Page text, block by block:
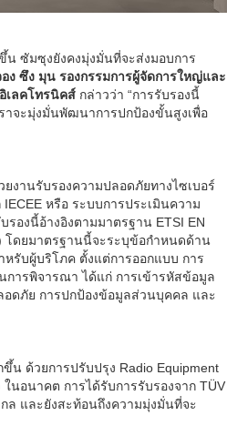
ซัมซุงยังคงมุ่งมั่นที่จะส่งมอบการ
ง ซึง มุน รองกรรมการผู้จัดการใหญ่และ
เลคโทรนิคส์ กล่าวว่า “การรับรองนี้
าจะมุ่งมั่นพัฒนาการปกป้องขั้นสูงเพื่อ
งานรับรองความปลอดภัยทางไซเบอร์
หรือ ระบบการประเมินความ
องนี้อ้างอิงตามมาตรฐาน ETSI EN
โดยมาตรฐานนี้จะระบุข้อกำหนดด้าน
รับผู้บริโภค ตั้งแต่การออกแบบ การ
ารพิจารณา ได้แก่ การเข้ารหัสข้อมูล
อดภัย การปกป้องข้อมูลส่วนบุคคล และ
น ด้วยการปรับปรุง Radio Equipment
ในอนาคต การได้รับการรับรองจาก TÜV
ล และยังสะท้อนถึงความมุ่งมั่นที่จะ